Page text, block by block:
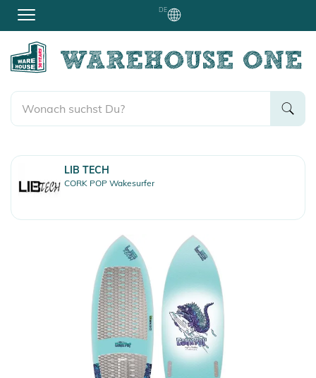
DE
LIB TECH
CORK POP Wakesurfer